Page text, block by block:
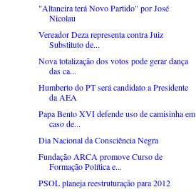
"Altaneira terá Novo Partido" por José
Nicolau
Vereador Deza representa contra Juiz
Substituto de...
Nova totalização dos votos pode gerar dança
das ca...
Humberto do PT será candidato a Presidente
da AEA
Papa Bento XVI defende uso de camisinha em
caso de...
Dia Nacional da Consciência Negra
Fundação ARCA promove Curso de
Formação Política e...
PSOL planeja reestruturação para 2012